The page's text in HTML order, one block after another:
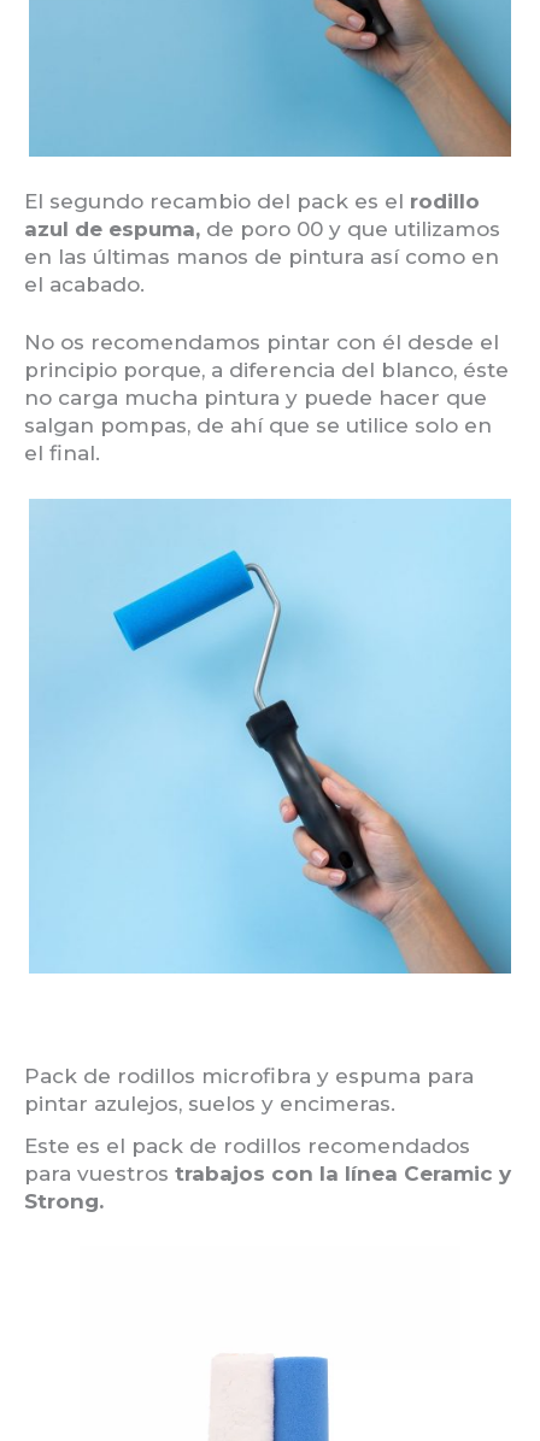
El segundo recambio del pack es el rodillo
azul de espuma, de poro 00 y que utilizamos
en las últimas manos de pintura así como en
el acabado.
No os recomendamos pintar con él desde el
principio porque, a diferencia del blanco, éste
no carga mucha pintura y puede hacer que
salgan pompas, de ahí que se utilice solo en
el final.
Pack de rodillos microfibra y espuma para
pintar azulejos, suelos y encimeras.
Este es el pack de rodillos recomendados
para vuestros trabajos con la línea Ceramic y
Strong.